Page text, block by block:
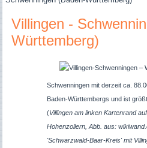
Villingen -
Württemberg)
Schwenningen mit derzeit ca.
Baden-Württembergs und ist
(Villingen am linken Kartenrand
Hohenzollern, Abb. aus:
'Schwarzwald-Baar-Kreis' mit